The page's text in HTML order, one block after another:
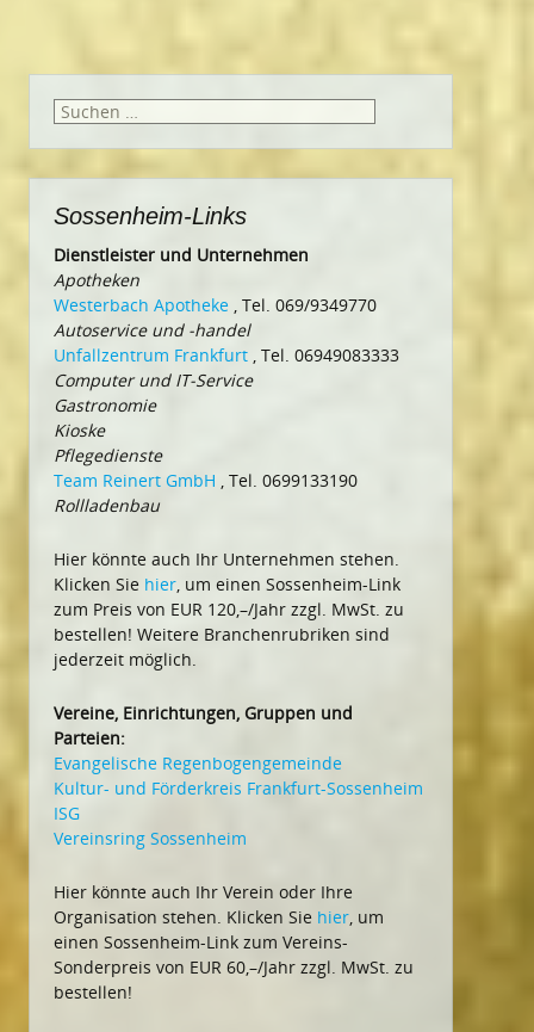
Suchen
Sossenheim-Links
Dienstleister und Unternehmen
Apotheken
Westerbach Apotheke , Tel. 069/9349770
Autoservice und -handel
Unfallzentrum Frankfurt , Tel. 06949083333
Computer und IT-Service
Gastronomie
Kioske
Pflegedienste
Team Reinert GmbH , Tel. 0699133190
Rollladenbau
Hier könnte auch Ihr Unternehmen stehen.
Klicken Sie hier , um einen Sossenheim-Link
zum Preis von EUR 120,–/Jahr zzgl. MwSt. zu
bestellen! Weitere Branchenrubriken sind
jederzeit möglich.
Vereine, Einrichtungen, Gruppen und
Parteien:
Evangelische Regenbogengemeinde
Kultur- und Förderkreis Frankfurt-Sossenheim
ISG
Vereinsring Sossenheim
Hier könnte auch Ihr Verein oder Ihre
Organisation stehen. Klicken Sie hier , um
einen Sossenheim-Link zum Vereins-
Sonderpreis von EUR 60,–/Jahr zzgl. MwSt. zu
bestellen!